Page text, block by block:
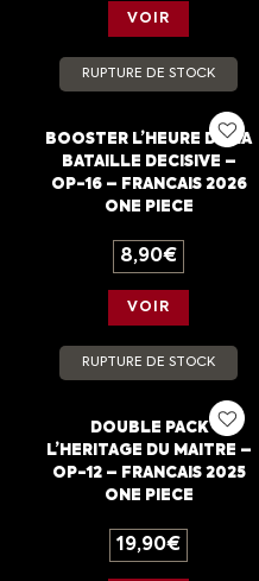
VOIR
RUPTURE DE STOCK
BOOSTER L’HEURE DE LA
BATAILLE DECISIVE –
OP-16 – FRANCAIS 2026
ONE PIECE
8,90€
VOIR
RUPTURE DE STOCK
DOUBLE PACK
L’HERITAGE DU MAITRE –
OP-12 – FRANCAIS 2025
ONE PIECE
19,90€